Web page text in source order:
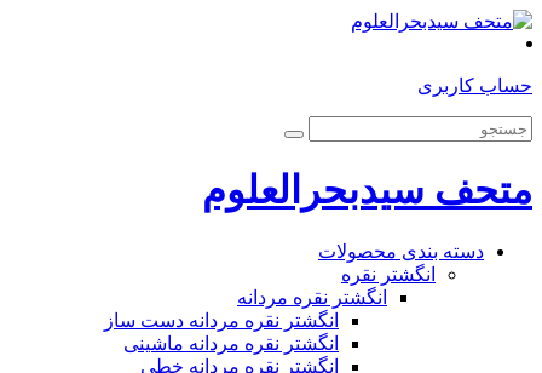
حساب کاربری
متحف سیدبحرالعلوم
دسته بندی محصولات
انگشتر نقره
انگشتر نقره مردانه
انگشتر نقره مردانه دست ساز
انگشتر نقره مردانه ماشینی
انگشتر نقره مردانه خطی